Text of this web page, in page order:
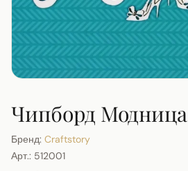
Чипборд Модница
Бренд: Craftstory
Арт.: 512001